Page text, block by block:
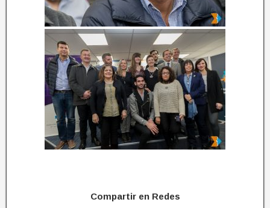
Compartir en Redes